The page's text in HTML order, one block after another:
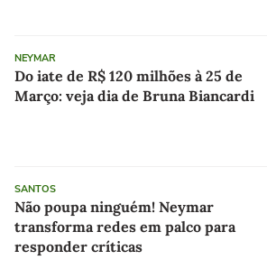
NEYMAR
Do iate de R$ 120 milhões à 25 de
Março: veja dia de Bruna Biancardi
SANTOS
Não poupa ninguém! Neymar
transforma redes em palco para
responder críticas